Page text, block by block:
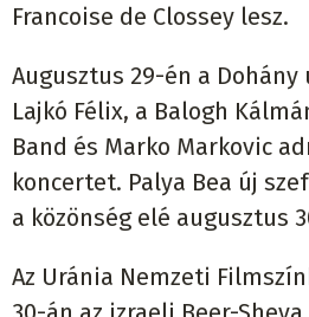
Francoise de Clossey lesz.
Augusztus 29-én a
Lajkó Félix, a Balogh
Band és Marko Markovic
koncertet. Palya Bea új
a közönség elé augusztus
Az Uránia Nemzeti